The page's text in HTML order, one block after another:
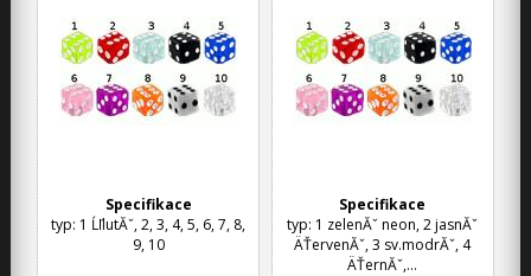
Specifikace
typ: 1 ĹľlutĂˇ, 2, 3, 4, 5, 6, 7, 8,
9, 10
Specifikace
typ: 1 zelenĂˇ neon, 2 jasnĂˇ
ÄŤervenĂˇ, 3 sv.modrĂˇ, 4
ÄŤernĂˇ,...